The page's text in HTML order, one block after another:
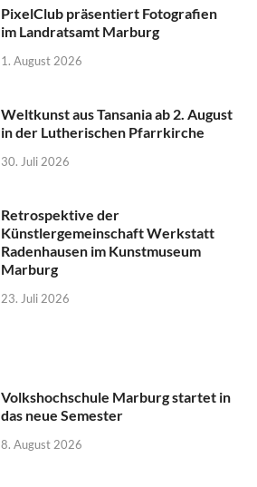
PixelClub präsentiert Fotografien
im Landratsamt Marburg
1. August 2026
Weltkunst aus Tansania ab 2. August
in der Lutherischen Pfarrkirche
30. Juli 2026
Retrospektive der
Künstlergemeinschaft Werkstatt
Radenhausen im Kunstmuseum
Marburg
23. Juli 2026
Volkshochschule Marburg startet in
das neue Semester
8. August 2026